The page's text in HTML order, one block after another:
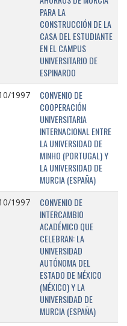
PARA LA
CONSTRUCCIÓN DE LA
CASA DEL ESTUDIANTE
EN EL CAMPUS
UNIVERSITARIO DE
ESPINARDO
1997
CONVENIO DE
COOPERACIÓN
UNIVERSITARIA
INTERNACIONAL ENTRE
LA UNIVERSIDAD DE
MINHO (PORTUGAL) Y
LA UNIVERSIDAD DE
MURCIA (ESPAÑA)
1997
CONVENIO DE
INTERCAMBIO
ACADÉMICO QUE
CELEBRAN: LA
UNIVERSIDAD
AUTÓNOMA DEL
ESTADO DE MÉXICO
(MÉXICO) Y LA
UNIVERSIDAD DE
MURCIA (ESPAÑA)